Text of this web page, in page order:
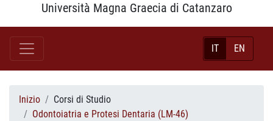
Università Magna Graecia di Catanzaro
IT EN
Inizio
Corsi di Studio
Odontoiatria e Protesi Dentaria (LM-46)